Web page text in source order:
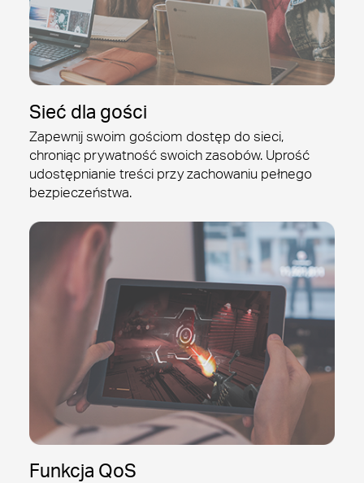
Sieć dla gości
Zapewnij swoim gościom dostęp do sieci,
chroniąc prywatność swoich zasobów. Uprość
udostępnianie treści przy zachowaniu pełnego
bezpieczeństwa.
Funkcja QoS